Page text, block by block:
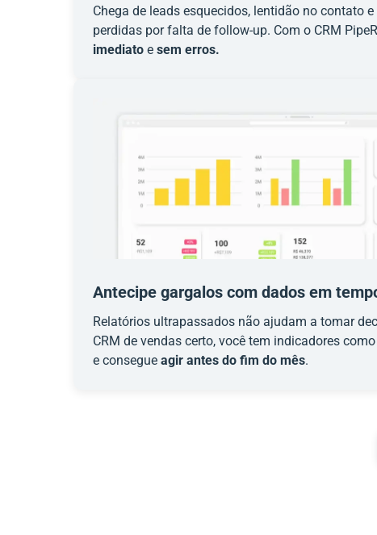
Chega de leads esquecidos, lentidão no contato
perdidas por falta de follow-up. Com o CRM
imediato esem erros.
Antecipe gargalos com dados em
Relatórios ultrapassados não ajudam a tomar
CRM de vendas certo, você tem indicadores
e consegueagir antes do fim do mês.